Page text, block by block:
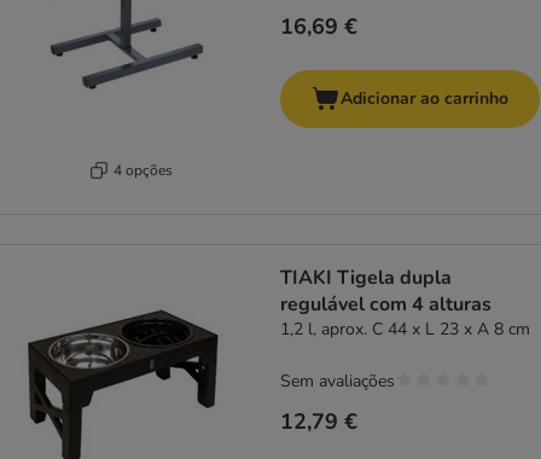
4 opções
16,69 €
Adicionar ao carrinho
TIAKI Tigela dupla
regulável com 4 alturas
1,2 l, aprox. C 44 x L 23 x A 8 cm
12,79 €
Sem avaliações